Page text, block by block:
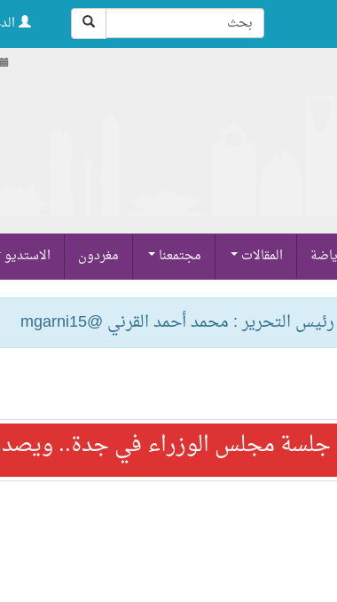
المقالات مجتمعنا مغردون الاستديو
رئيس التحرير : محمد أحمد القرني @mgarni15
مجلس الوزراء في جدة..